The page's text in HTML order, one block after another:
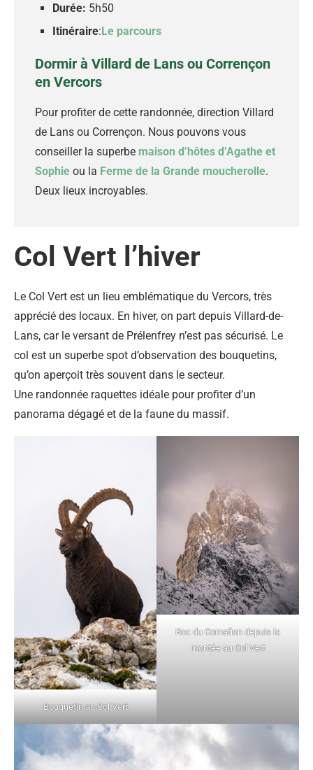
Durée: 5h50
Itinéraire:Le parcours
Dormir à Villard de Lans ou Corrençon
en Vercors
Pour profiter de cette randonnée, direction Villard
de Lans ou Corrençon. Nous pouvons vous
conseiller la superbe maison d’hôtes d’Agathe et
Sophie ou la Ferme de la Grande moucherolle.
Deux lieux incroyables.
Col Vert l’hiver
Le Col Vert est un lieu emblématique du Vercors, très
apprécié des locaux. En hiver, on part depuis Villard-de-
Lans, car le versant de Prélenfrey n’est pas sécurisé. Le
col est un superbe spot d’observation des bouquetins,
qu’on aperçoit très souvent dans le secteur.
Une randonnée raquettes idéale pour profiter d’un
panorama dégagé et de la faune du massif.
Bouquetin au Col Vert
Roc du Cornafion depuis la
montée au Col Vert